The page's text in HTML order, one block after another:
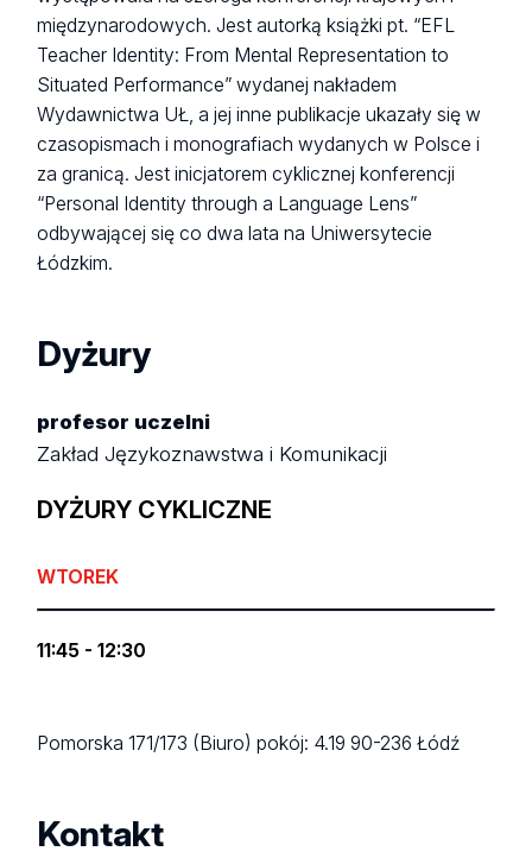
międzynarodowych. Jest autorką książki pt. “EFL
Teacher Identity: From Mental Representation to
Situated Performance” wydanej nakładem
Wydawnictwa UŁ, a jej inne publikacje ukazały się w
czasopismach i monografiach wydanych w Polsce i
za granicą. Jest inicjatorem cyklicznej konferencji
“Personal Identity through a Language Lens”
odbywającej się co dwa lata na Uniwersytecie
Łódzkim.
Dyżury
profesor uczelni
Zakład Językoznawstwa i Komunikacji
DYŻURY CYKLICZNE
WTOREK
11:45 - 12:30
Pomorska 171/173 (Biuro)pokój: 4.1990-236 Łódź
Kontakt